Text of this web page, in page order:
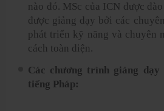
nào đó. MSc của ICN được
được giảng dạy bởi các
phát triển kỹ năng và chuyên
cách toàn diện.
Các chương trình giảng dạy
tiếng Pháp: